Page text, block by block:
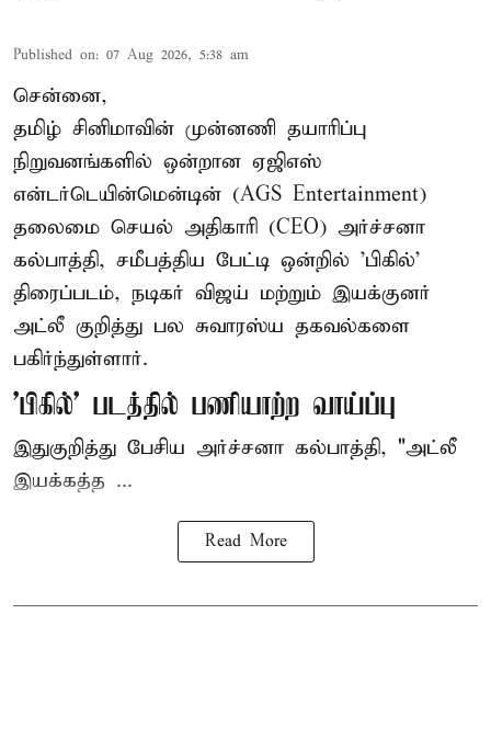
Published on: 07 Aug 2026, 5:38 am
சென்னை,
தமிழ் சினிமாவின் முன்னணி தயாரிப்பு
நிறுவனங்களில் ஒன்றான ஏஜிஎஸ்
என்டர்டெயின்மென்டின் (AGS Entertainment)
தலைமை செயல் அதிகாரி (CEO) அர்ச்சனா
கல்பாத்தி, சமீபத்திய பேட்டி ஒன்றில் 'பிகில்'
திரைப்படம், நடிகர் விஜய் மற்றும் இயக்குனர்
அட்லீ குறித்து பல சுவாரஸ்ய தகவல்களை
பகிர்ந்துள்ளார்.
'பிகில்' படத்தில் பணியாற்ற வாய்ப்பு
இதுகுறித்து பேசிய அர்ச்சனா கல்பாத்தி, "அட்லீ
இயக்கத்த ...
Read More